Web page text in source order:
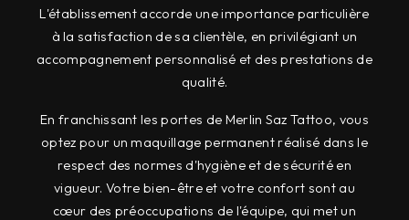
L'établissement accorde une importance particulière
à la satisfaction de sa clientèle, en privilégiant un
accompagnement personnalisé et des prestations de
qualité.
En franchissant les portes de Merlin Saz Tattoo, vous
optez pour un maquillage permanent réalisé dans le
respect des normes d'hygiène et de sécurité en
vigueur. Votre bien-être et votre confort sont au
cœur des préoccupations de l'équipe, qui met un